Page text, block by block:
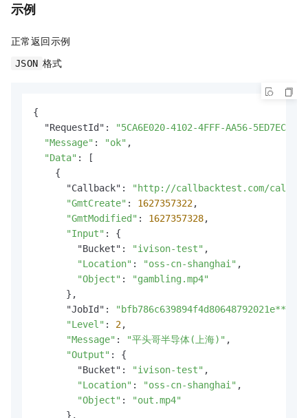
示例
正常返回示例
JSON 格式
{
  "RequestId":
"5CA6E020-4102-4FFF-AA56-
"Message" : "ok" ,
"Data" : [
    {
      "Callback":
"http://callbacktest.com/
"GmtCreate" : 1627357322,
"GmtModified" : 1627357328,
"Input" : {
        "Bucket":
"ivison-test" ,
"Location" : "oss-cn-shanghai" ,
"Object" :
"gambling.mp4"
      },
      "JobId":
"bfb786c639894f4d80648792021e****"
"Level" : 2,
"Message" : "平头哥半导体(上海)" ,
"Output" : {
        "Bucket":
"ivison-test" ,
"Location" : "oss-cn-shanghai" ,
"Object" :
"out.mp4"
      },